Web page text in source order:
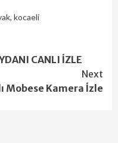
, kocaeli
CANLI İZLE
Next
Mobese Kamera İzle